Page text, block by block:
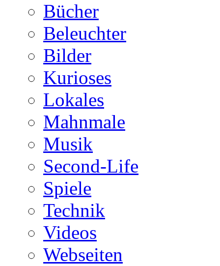
Bücher
Beleuchter
Bilder
Kurioses
Lokales
Mahnmale
Musik
Second-Life
Spiele
Technik
Videos
Webseiten